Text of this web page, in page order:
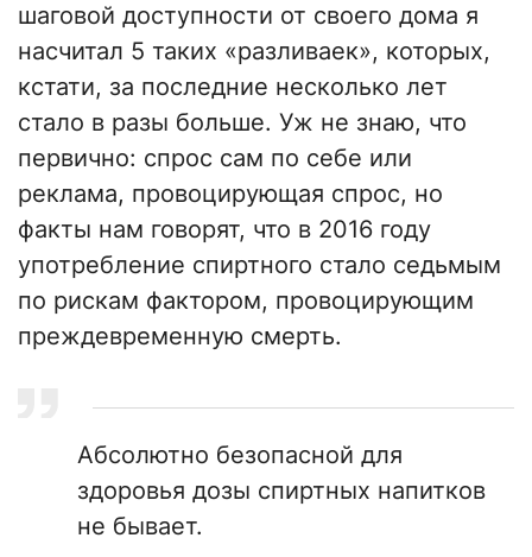
шаговой доступности от своего дома я
насчитал 5 таких «разливаек», которых,
кстати, за последние несколько лет
стало в разы больше. Уж не знаю, что
первично: спрос сам по себе или
реклама, провоцирующая спрос, но
факты нам говорят, что в 2016 году
употребление спиртного стало седьмым
по рискам фактором, провоцирующим
преждевременную смерть.
Абсолютно безопасной для
здоровья дозы спиртных напитков
не бывает.